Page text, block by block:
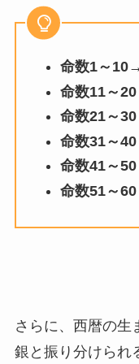
命数1～
命数11～
命数21～
命数31～
命数41～
命数51～
さらに、西暦の生
銀と振り分けられ